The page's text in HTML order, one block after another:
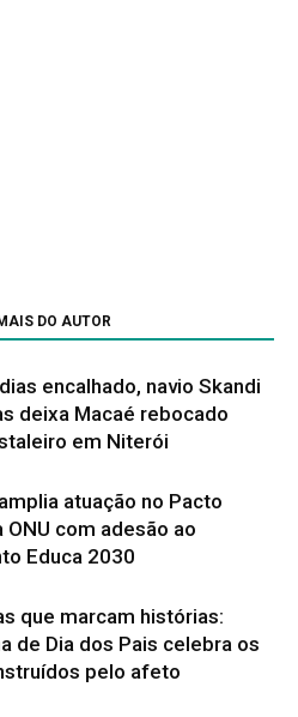
DO AUTOR
encalhado, navio Skandi
deixa Macaé rebocado
em Niterói
atuação no Pacto
ONU com adesão ao
Educa 2030
que marcam histórias:
de Dia dos Pais celebra os
pelo afeto